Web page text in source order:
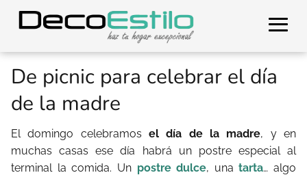
De picnic para celebrar el día
de la madre
El domingo celebramos el día de la madre, y en
muchas casas ese día habrá un postre especial al
terminal la comida. Un postre dulce, unatarta… algo